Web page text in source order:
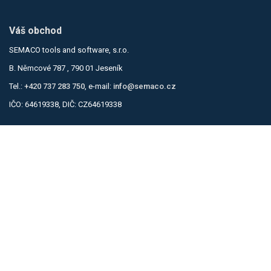
Váš obchod
SEMACO tools and software, s.r.o.
B. Němcové 787 , 790 01 Jeseník
Tel.: +420 737 283 750, e-mail: info@semaco.cz
IČO: 64619338, DIČ: CZ64619338